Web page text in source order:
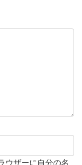
ウザーに自分の名